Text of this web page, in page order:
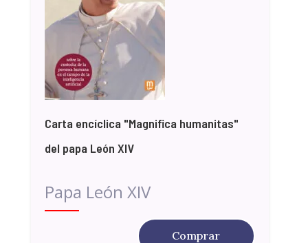
Carta encíclica "Magnifica humanitas"
del papa León XIV
Papa León XIV
Comprar